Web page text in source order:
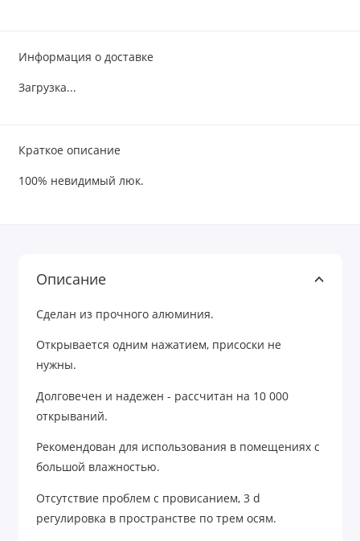
Информация о доставке
Загрузка...
Краткое описание
100% невидимый люк.
Описание
Сделан из прочного алюминия.
Открывается одним нажатием, присоски не
нужны.
Долговечен и надежен - рассчитан на 10 000
открываний.
Рекомендован для использования в помещениях с
большой влажностью.
Отсутствие проблем с провисанием, 3 d
регулировка в пространстве по трем осям.